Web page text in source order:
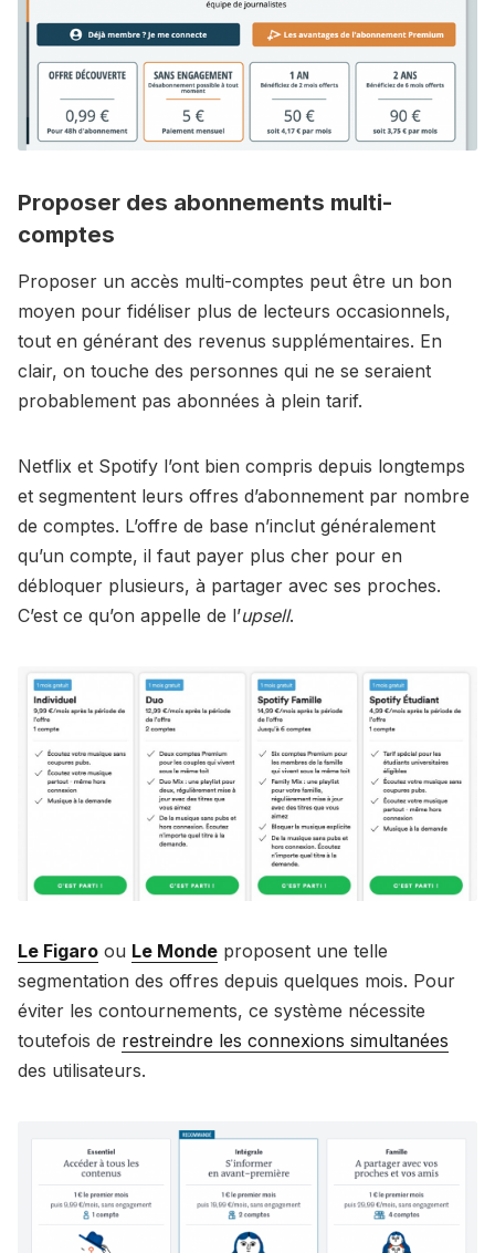
Proposer des abonnements multi-
comptes
Proposer un accès multi-comptes peut être un bon
moyen pour fidéliser plus de lecteurs occasionnels,
tout en générant des revenus supplémentaires. En
clair, on touche des personnes qui ne se seraient
probablement pas abonnées à plein tarif.
Netflix et Spotify l’ont bien compris depuis longtemps
et segmentent leurs offres d’abonnement par nombre
de comptes. L’offre de base n’inclut généralement
qu’un compte, il faut payer plus cher pour en
débloquer plusieurs, à partager avec ses proches.
C’est ce qu’on appelle de l’upsell.
Le Figaro ou Le Monde proposent une telle
segmentation des offres depuis quelques mois. Pour
éviter les contournements, ce système nécessite
toutefois de restreindre les connexions simultanées
des utilisateurs.